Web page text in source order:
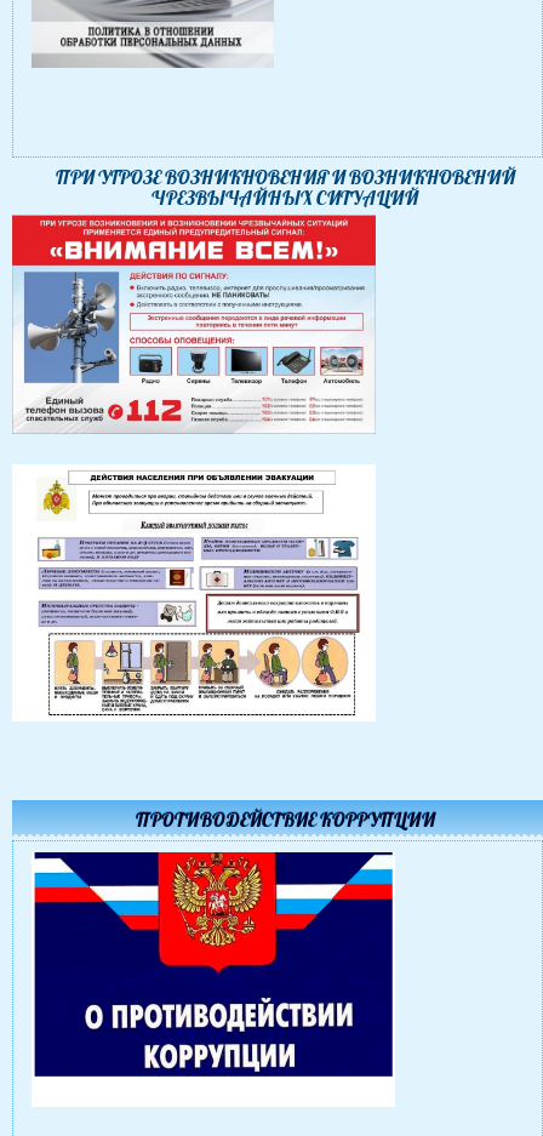
ПРИ УГРОЗЕ ВОЗНИКНОВЕНИЯ И ВОЗНИКНОВЕНИЙ
ЧРЕЗВЫЧАЙНЫХ СИТУАЦИЙ
ПРОТИВОДЕЙСТВИЕ КОРРУПЦИИ